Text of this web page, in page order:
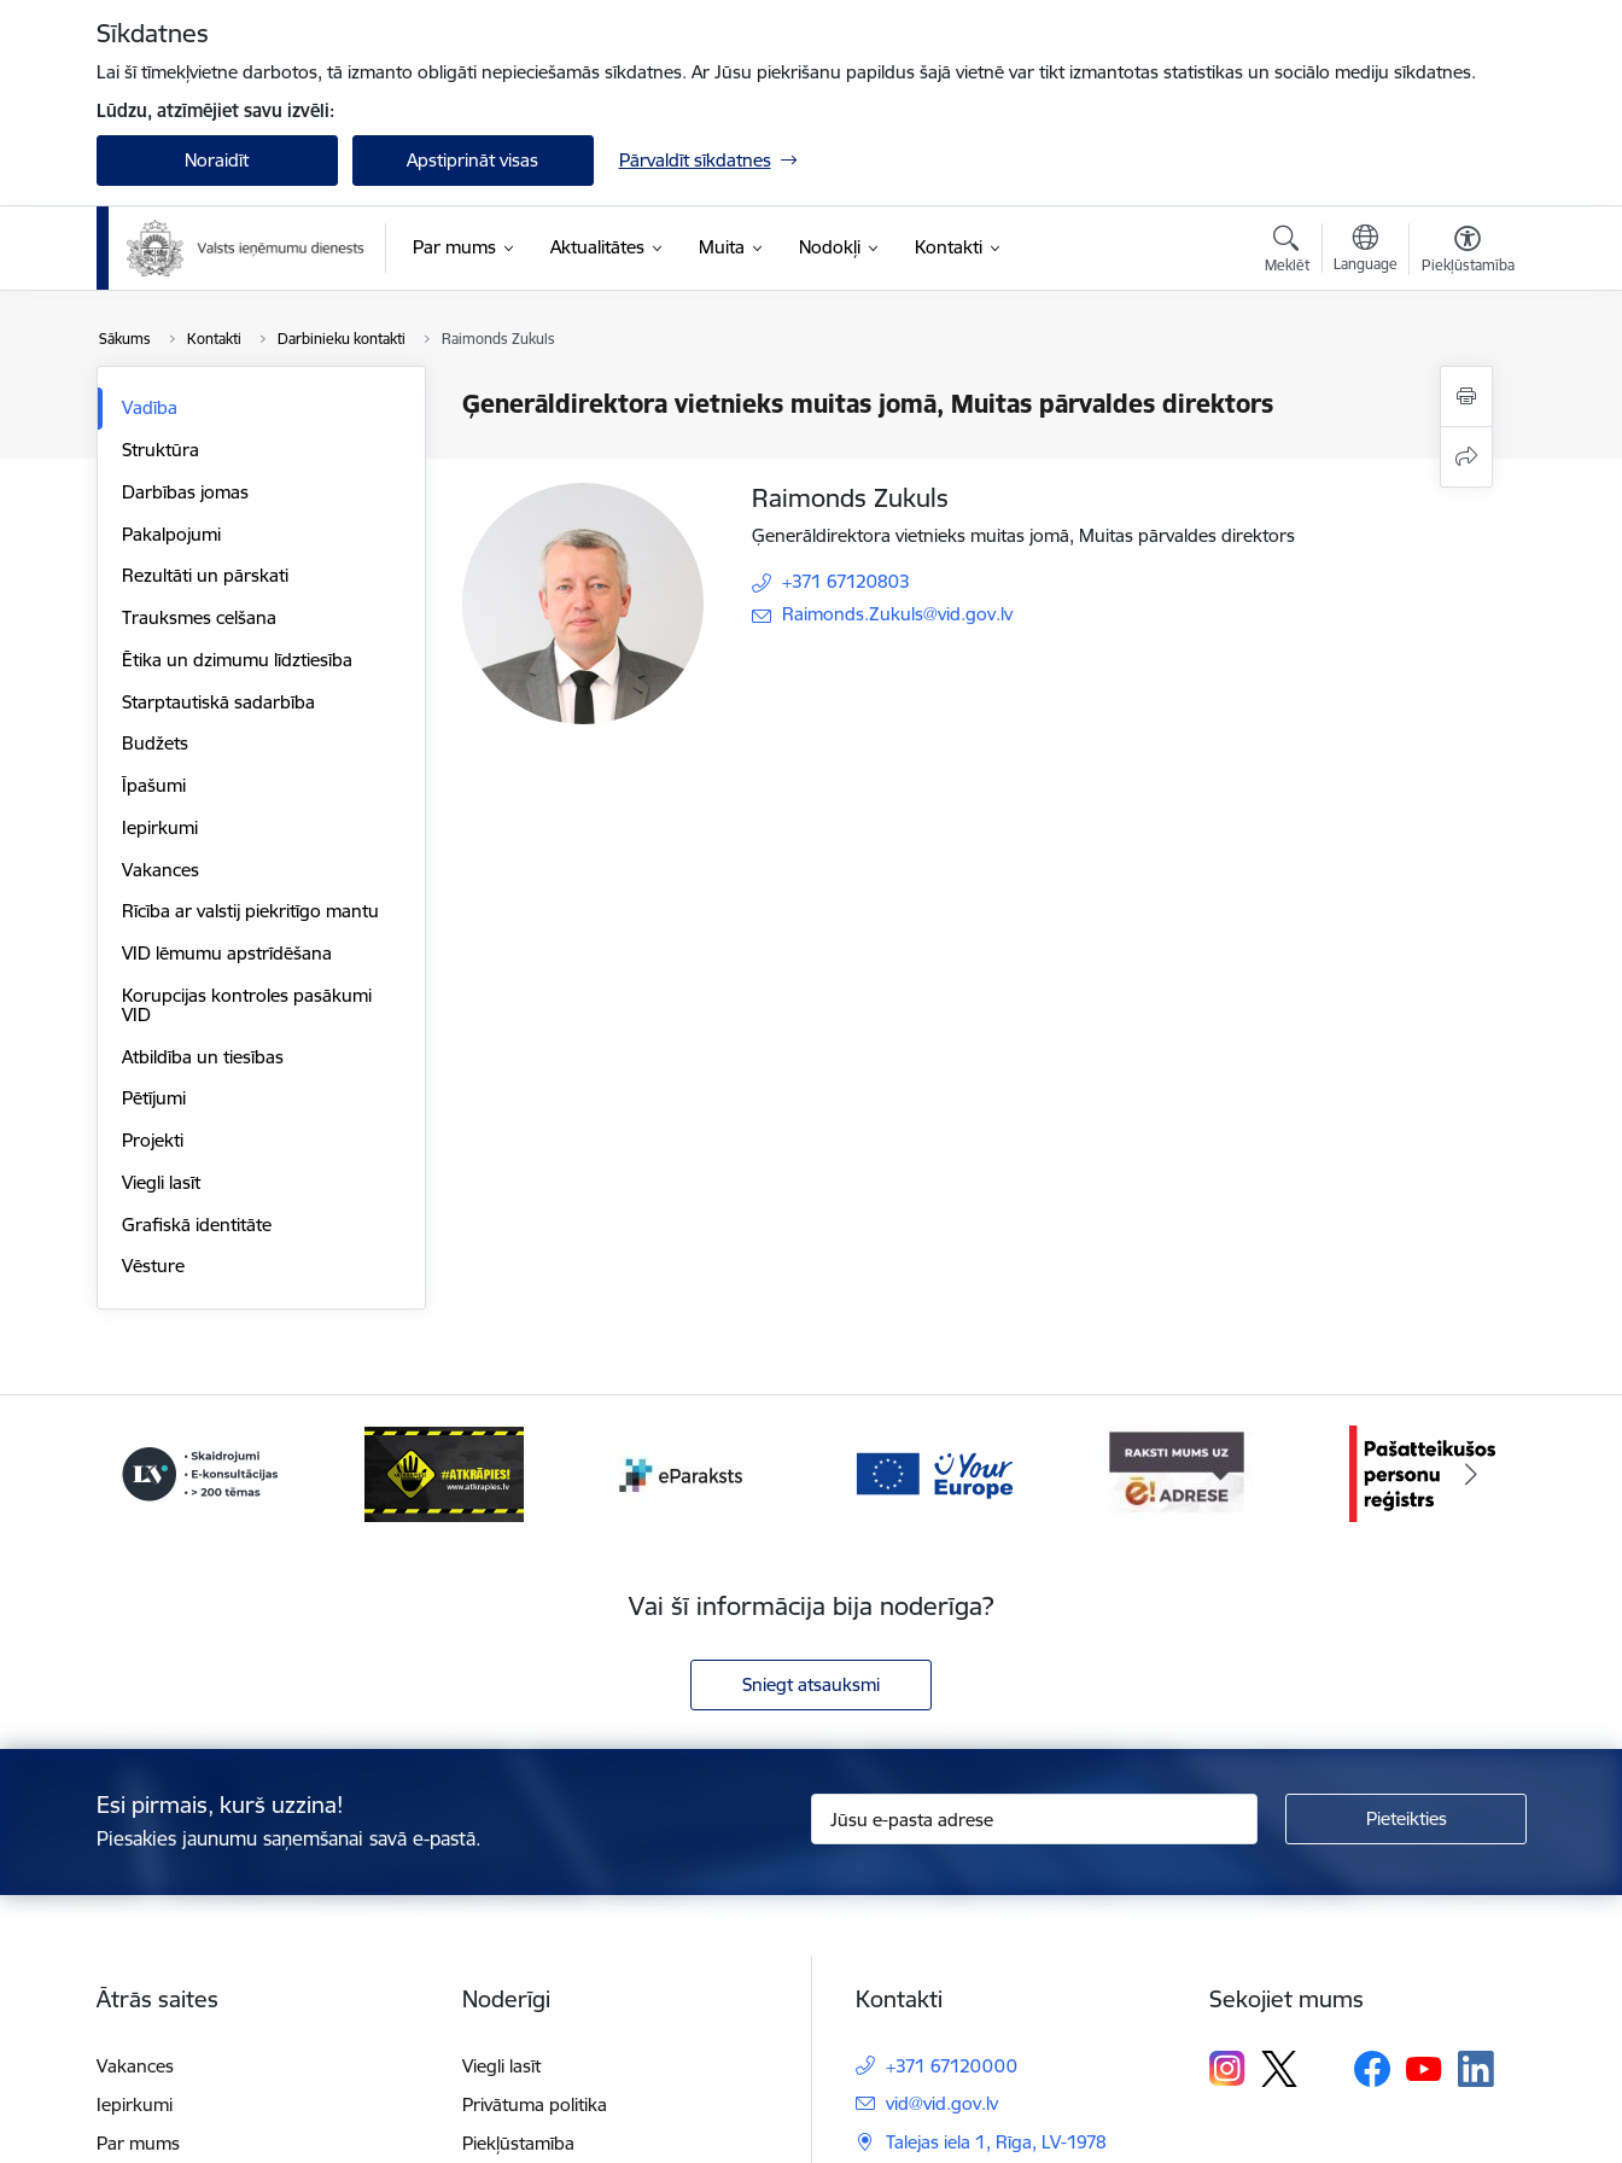
Sīkdatnes
Lai šī tīmekļvietne darbotos, tā izmanto obligāti nepieciešamās sīkdatnes. Ar Jūsu piekrišanu papildus šajā vietnē var tikt izmantotas statistikas un sociālo mediju sīkdatnes.
Lūdzu, atzīmējiet savu izvēli:
Noraidīt Apstiprināt visas Pārvaldīt sīkdatnes
Par mums Aktualitātes Muita Nodokļi Kontakti
Meklēt Language Piekļūstamība
Sākums Kontakti Darbinieku kontakti Raimonds Zukuls
Ģenerāldirektora vietnieks muitas jomā, Muitas pārvaldes direktors
Vadība
Struktūra
Darbības jomas
Pakalpojumi
Rezultāti un pārskati
Trauksmes celšana
Ētika un dzimumu līdztiesība
Starptautiskā sadarbība
Budžets
Īpašumi
Iepirkumi
Vakances
Rīcība ar valstij piekritīgo mantu
VID lēmumu apstrīdēšana
Korupcijas kontroles pasākumi
VID
Atbildība un tiesības
Pētījumi
Projekti
Viegli lasīt
Grafiskā identitāte
Vēsture
Raimonds Zukuls
Ģenerāldirektora vietnieks muitas jomā, Muitas pārvaldes direktors
+371 67120803
E-pasts:Raimonds.Zukuls@vid.gov.lv
Vai šī informācija bija noderīga?
Sniegt atsauksmi
Esi pirmais, kurš uzzina!
Piesakies jaunumu saņemšanai savā e-pastā.
Ātrās saites
Vakances
Iepirkumi
Par mums
Noderīgi
Viegli lasīt
Privātuma politika
Piekļūstamība
Kontakti
+371 67120000
E-pasts:
vid@vid.gov.lv
Talejas iela 1, Rīga, LV-1978
Sekojiet mums